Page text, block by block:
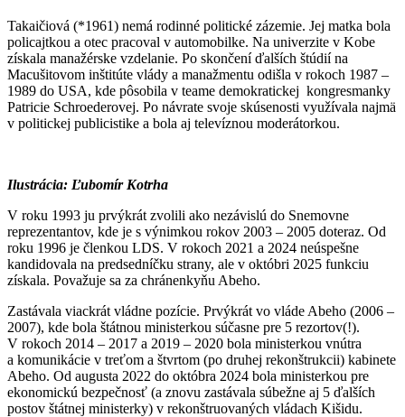
Takaičiová (*1961) nemá rodinné politické zázemie. Jej matka bola
policajtkou a otec pracoval v automobilke. Na univerzite v Kobe
získala manažérske vzdelanie. Po skončení ďalších štúdií na
Macušitovom inštitúte vlády a manažmentu odišla v rokoch 1987 –
1989 do USA, kde pôsobila v teame demokratickej kongresmanky
Patricie Schroederovej. Po návrate svoje skúsenosti využívala najmä
v politickej publicistike a bola aj televíznou moderátorkou.
Ilustrácia: Ľubomír Kotrha
V roku 1993 ju prvýkrát zvolili ako nezávislú do Snemovne
reprezentantov, kde je s výnimkou rokov 2003 – 2005 doteraz. Od
roku 1996 je členkou LDS. V rokoch 2021 a 2024 neúspešne
kandidovala na predsedníčku strany, ale v októbri 2025 funkciu
získala. Považuje sa za chránenkyňu Abeho.
Zastávala viackrát vládne pozície. Prvýkrát vo vláde Abeho (2006 –
2007), kde bola štátnou ministerkou súčasne pre 5 rezortov(!).
V rokoch 2014 – 2017 a 2019 – 2020 bola ministerkou vnútra
a komunikácie v treťom a štvrtom (po druhej rekonštrukcii) kabinete
Abeho. Od augusta 2022 do októbra 2024 bola ministerkou pre
ekonomickú bezpečnosť (a znovu zastávala súbežne aj 5 ďalších
postov štátnej ministerky) v rekonštruovaných vládach Kišidu.